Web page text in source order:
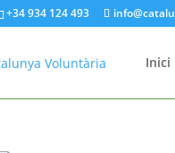
+34 934 124 493
Inici